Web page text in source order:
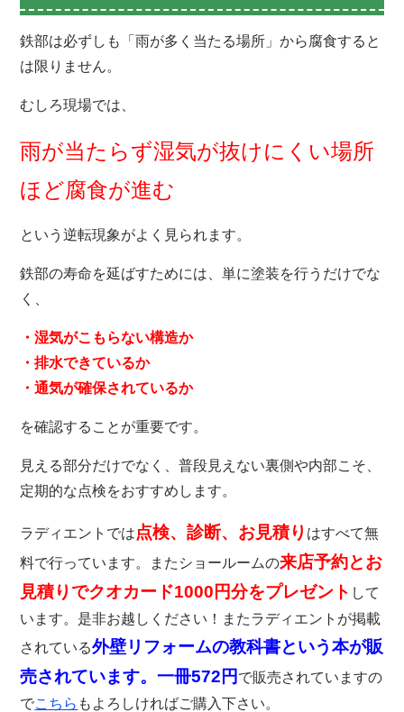
鉄部は必ずしも「雨が多く当たる場所」から腐食すると
は限りません。
むしろ現場では、
雨が当たらず湿気が抜けにくい場所
ほど腐食が進む
という逆転現象がよく見られます。
鉄部の寿命を延ばすためには、単に塗装を行うだけでな
く、
・湿気がこもらない構造か
・排水できているか
・通気が確保されているか
を確認することが重要です。
見える部分だけでなく、普段見えない裏側や内部こそ、
定期的な点検をおすすめします。
ラディエントでは点検、診断、お見積り はすべて無
料で行っています。またショールームの来店予約とお
見積りでクオカード1000円分をプレゼント して
います。是非お越しください！またラディエントが掲載
されている外壁リフォームの教科書という本が販
売されています。一冊572円 で販売されていますの
でこちら もよろしければご購入下さい。